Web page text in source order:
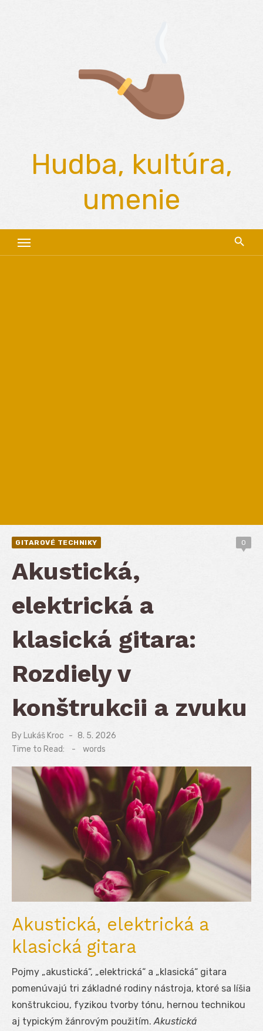
Hudba, kultúra,
umenie
GITAROVÉ TECHNIKY 0
Akustická,
elektrická a
klasická gitara:
Rozdiely v
konštrukcii a zvuku
By Lukáš Kroc
Posted
on
8. 5. 2026
Time to Read:
- words
Akustická, elektrická a
klasická gitara
Pojmy „akustická“, „elektrická“ a „klasická“ gitara
pomenúvajú tri základné rodiny nástroja, ktoré sa líšia
konštrukciou, fyzikou tvorby tónu, hernou technikou
aj typickým žánrovým použitím.Akustická